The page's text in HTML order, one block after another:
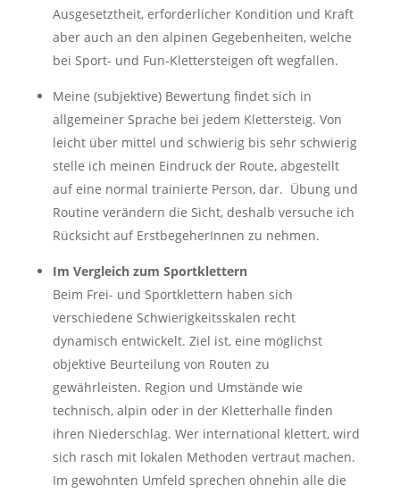
Ausgesetztheit, erforderlicher Kondition und Kraft
aber auch an den alpinen Gegebenheiten, welche
bei Sport- und Fun-Klettersteigen oft wegfallen.
Meine (subjektive) Bewertung findet sich in
allgemeiner Sprache bei jedem Klettersteig. Von
leicht über mittel und schwierig bis sehr schwierig
stelle ich meinen Eindruck der Route, abgestellt
auf eine normal trainierte Person, dar. Übung und
Routine verändern die Sicht, deshalb versuche ich
Rücksicht auf ErstbegeherInnen zu nehmen.
Im Vergleich zum Sportklettern
Beim Frei- und Sportklettern haben sich
verschiedene Schwierigkeitsskalen recht
dynamisch entwickelt. Ziel ist, eine möglichst
objektive Beurteilung von Routen zu
gewährleisten. Region und Umstände wie
technisch, alpin oder in der Kletterhalle finden
ihren Niederschlag. Wer international klettert, wird
sich rasch mit lokalen Methoden vertraut machen.
Im gewohnten Umfeld sprechen ohnehin alle die